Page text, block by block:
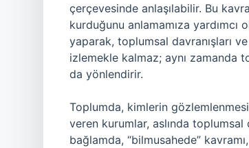
çerçevesinde anlaşılabilir. Bu
kurduğunu anlamamıza
yaparak, toplumsal davranışları
izlemekle kalmaz; aynı zamanda
da yönlendirir.
Toplumda, kimlerin
veren kurumlar, aslında
bağlamda, “bilmusahede”